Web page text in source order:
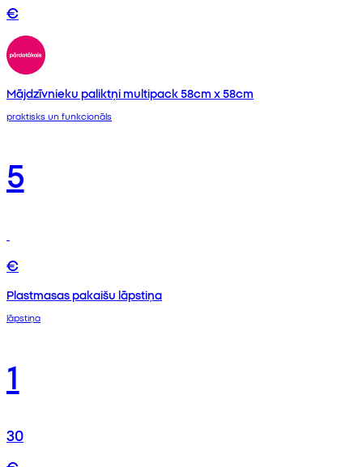
€
Mājdzīvnieku paliktņi multipack 58cm x 58cm
praktisks un funkcionāls
5
€
Plastmasas pakaišu lāpstiņa
lāpstiņa
1
30